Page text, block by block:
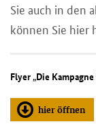
Sie auch in den
können Sie hier
Flyer„Die
hier öffnen